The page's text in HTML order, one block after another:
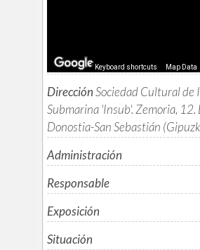
Keyboard shortcuts Map Data
DirecciónSociedad Cultural de
Submarina 'Insub'. Zemoria,
Donostia-San Sebastián
Administración
Responsable
Exposición
Situación